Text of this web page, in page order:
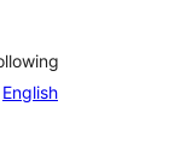
English